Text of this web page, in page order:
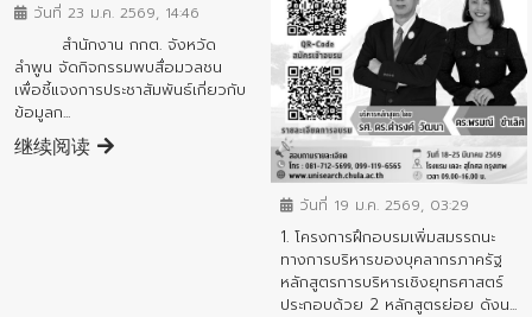
วันที่ 23 ม.ค. 2569, 14:46
สำนักงาน กกต. จังหวัด
ลำพูน จัดกิจกรรมพบสื่อมวลชน
เพื่อชี้แจงการประชาสัมพันธ์เกี่ยวกับ
ข้อมูลก...
继续阅读 ข่าวประชาสัมพันธ์
วันที่ 19 ม.ค. 2569, 03:29
1. โครงการฝึกอบรมเพิ่มสมรรถนะ
ทางการบริหารของบุคลากรภาครัฐ
หลักสูตรการบริหารเชิงยุทธศาสตร์
ประกอบด้วย 2 หลักสูตรย่อย ดังน...